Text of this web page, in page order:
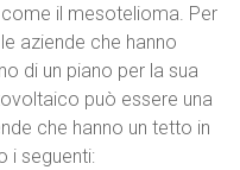
il mesotelioma. Per
aziende che hanno
di un piano per la sua
può essere una
che hanno un tetto in
i seguenti: